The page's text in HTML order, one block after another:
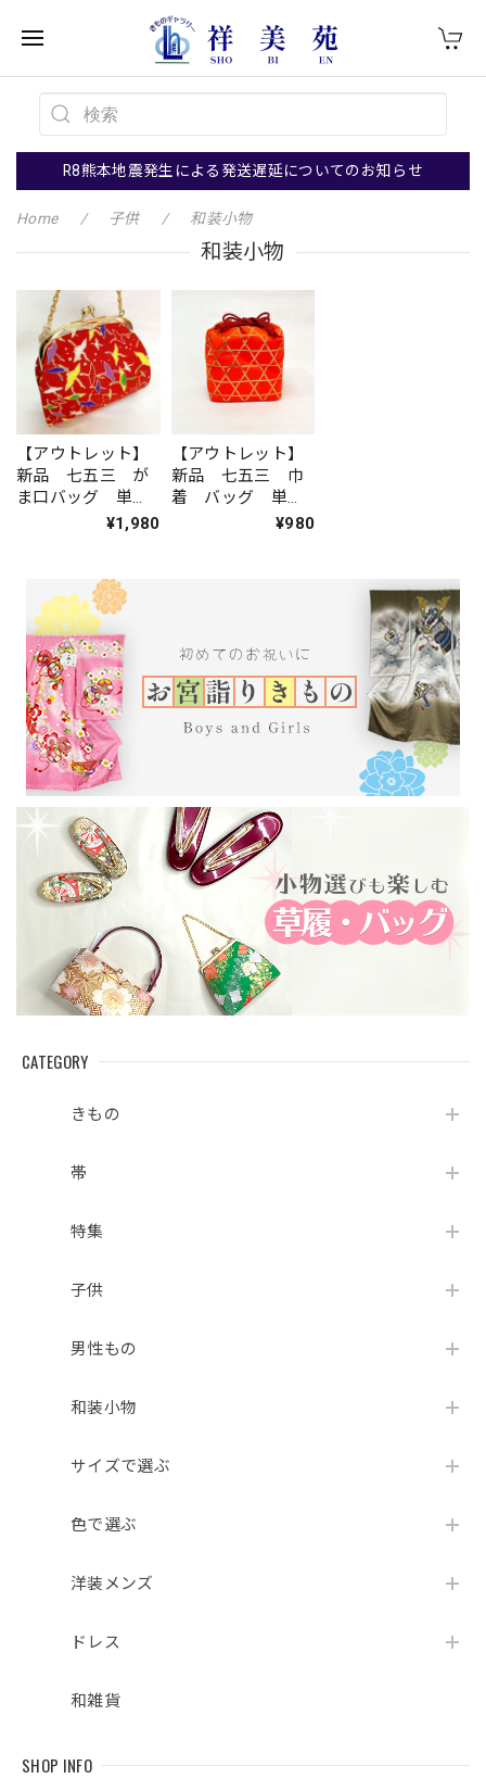
R8熊本地震発生による発送遅延についてのお知らせ
CATEGORY
きもの
帯
特集
子供
男性もの
和装小物
サイズで選ぶ
色で選ぶ
洋装メンズ
ドレス
和雑貨
SHOP INFO
Home 子供 和装小物
和装小物
【アウトレット】
新品 七五三 が
ま口バッグ 単
品 お子様用 鶴
発送 yu-08
¥1,980
【アウトレット】
新品 七五三 巾
着 バッグ 単
品 お子様用 古
¥980